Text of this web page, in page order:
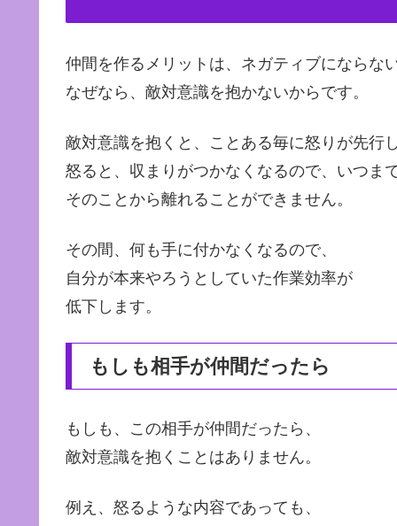
仲間を作るメリットは、ネガティブにならな
なぜなら、敵対意識を抱かないからです。
敵対意識を抱くと、ことある毎に怒りが先行
怒ると、収まりがつかなくなるので、いつま
そのことから離れることができません。
その間、何も手に付かなくなるので、
自分が本来やろうとしていた作業効率が
低下します。
もしも相手が仲間だったら
もしも、この相手が仲間だったら、
敵対意識を抱くことはありません。
例え、怒るような内容であっても、